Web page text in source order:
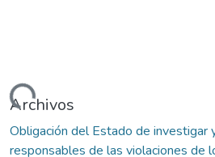
Archivos
Obligación del Estado de investigar
responsables de las violaciones de